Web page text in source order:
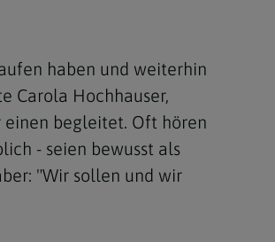
haben und weiterhin
Carola Hochhauser,
einen begleitet. Oft hören
- seien bewusst als
"Wir sollen und wir